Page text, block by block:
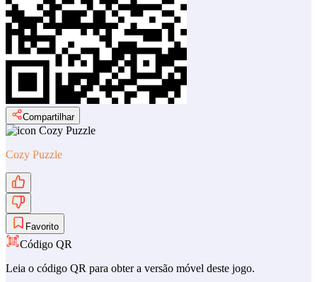
Compartilhar
Cozy Puzzle
Favorito
Código QR
Leia o código QR para obter a versão móvel deste jogo.